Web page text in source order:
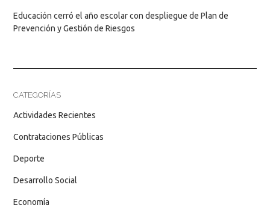
Educación cerró el año escolar con despliegue de Plan de
Prevención y Gestión de Riesgos
CATEGORÍAS
Actividades Recientes
Contrataciones Públicas
Deporte
Desarrollo Social
Economía